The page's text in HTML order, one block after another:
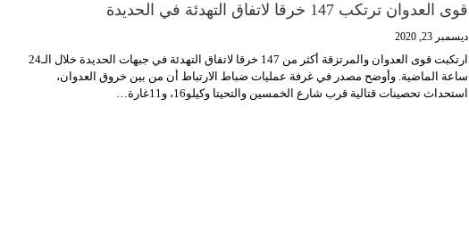
قوى العدوان ترتكب 147 خرقا لاتفاق التهدئة في الحديدة
ديسمبر 23, 2020
ارتكبت قوى العدوان والمرتزقة أكثر من 147 خرقا لاتفاق التهدئة في جبهات الحديدة خلال الـ24
ساعة الماضية. وأوضح مصدر في غرفة عمليات ضباط الارتباط أن من بين خروق العدوان،
استحداث تحصينات قتالية قرب شارع الخمسين والتحيتا وكيلو16، و11غارة
…